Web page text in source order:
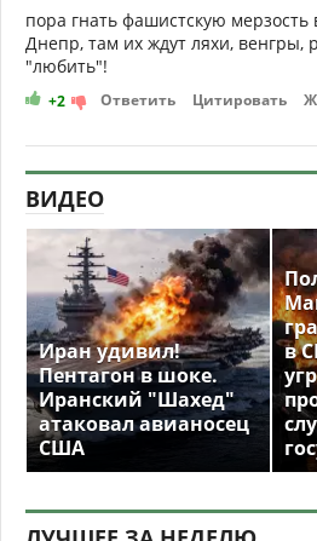
пора гнать фашистскую мерзость
Днепр, там их ждут ляхи,
"любить"!
+2 Ответить Цитировать
ВИДЕО
Иран удивил!
Пентагон в шоке.
Иранский "Шахед"
атаковал авианосец
США
в